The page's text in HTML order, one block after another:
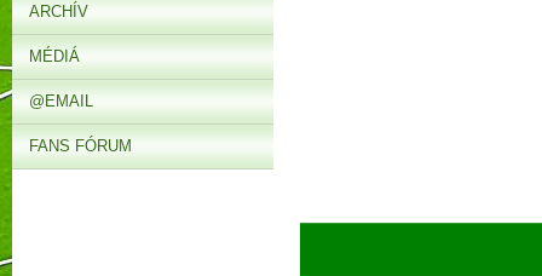
ARCHÍV
MÉDIÁ
@EMAIL
FANS FÓRUM